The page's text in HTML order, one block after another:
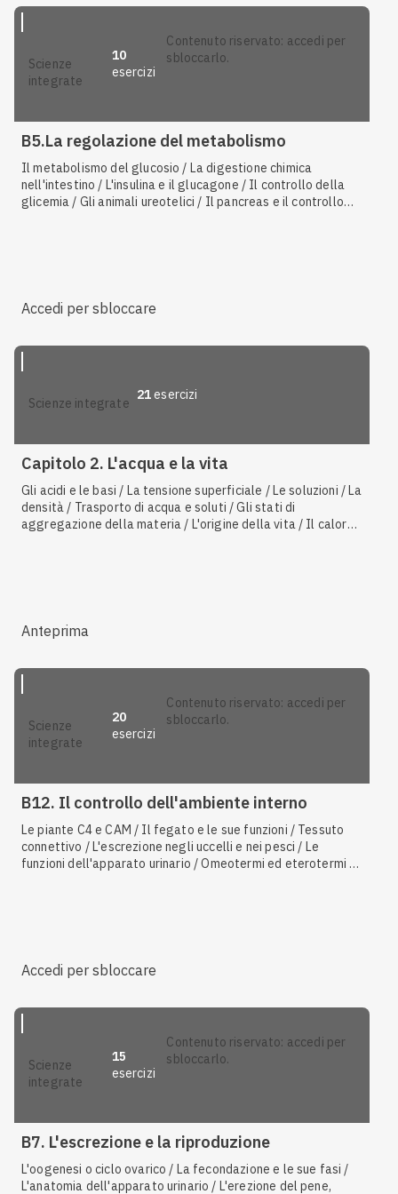
tubulare e secrezione / Il diabete / Il tubulo renale / Gli
ormoni prodotti dai reni
scienze
integrate
10
esercizi
contenuto riservato: accedi per
sbloccarlo.
B5.La regolazione del metabolismo
Il metabolismo del glucosio / La digestione chimica
nell'intestino / L'insulina e il glucagone / Il controllo della
glicemia / Gli animali ureotelici / Il pancreas e il controllo
Accedi per sbloccare
scienze integrate
21 esercizi
Capitolo 2. L'acqua e la vita
Gli acidi e le basi / La tensione superficiale / Le soluzioni / La
densità / Trasporto di acqua e soluti / Gli stati di
aggregazione della materia / L'origine della vita / Il calore
Anteprima
scienze
integrate
20
esercizi
contenuto riservato: accedi per
sbloccarlo.
B12. Il controllo dell'ambiente interno
Le piante C4 e CAM / Il fegato e le sue funzioni / Tessuto
connettivo / L'escrezione negli uccelli e nei pesci / Le
funzioni dell'apparato urinario / Omeotermi ed eterotermi /
Accedi per sbloccare
scienze
integrate
15
esercizi
contenuto riservato: accedi per
sbloccarlo.
B7. L'escrezione e la riproduzione
L'oogenesi o ciclo ovarico / La fecondazione e le sue fasi /
L'anatomia dell'apparato urinario / L'erezione del pene,